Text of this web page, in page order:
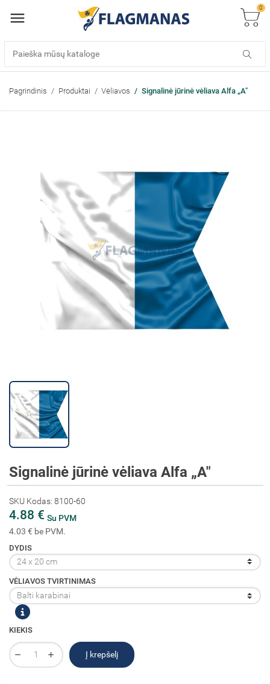
0
Pagrindinis Produktai Vėliavos Signalinė jūrinė vėliava Alfa „A"
Signalinė jūrinė vėliava Alfa „A"
SKU Kodas: 8100-60
4.88 € Su PVM
4.03 € be PVM.
DYDIS
VĖLIAVOS TVIRTINIMAS
KIEKIS
Į krepšelį